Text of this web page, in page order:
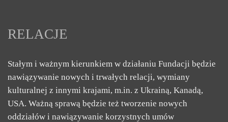
RELACJE
Stałym i ważnym kierunkiem w działaniu Fundacji będzie
nawiązywanie nowych i trwałych relacji, wymiany
kulturalnej z innymi krajami, m.in. z Ukrainą, Kanadą,
USA. Ważną sprawą będzie też tworzenie nowych
oddziałów i nawiązywanie korzystnych umów